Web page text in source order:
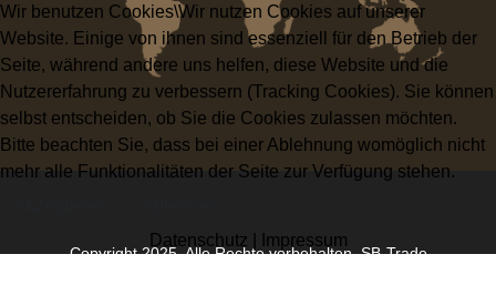
Copyright 2025. Alle Rechte vorbehalten.SB-Trade
Wir benutzen Cookies\Wir nutzen Cookies auf unserer
Website. Einige von ihnen sind essenziell für den Betrieb der
Seite, während andere uns helfen, diese Website und die
Nutzererfahrung zu verbessern (Tracking Cookies). Sie können
selbst entscheiden, ob Sie die Cookies zulassen möchten.
Bitte beachten Sie, dass bei einer Ablehnung womöglich nicht
mehr alle Funktionalitäten der Seite zur Verfügung stehen.
Datenschutz
Impressum